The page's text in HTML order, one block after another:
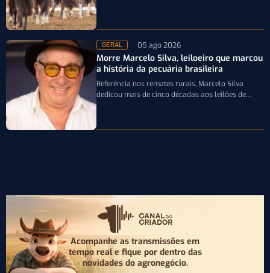
GERAL 05 ago 2026
Morre Marcelo Silva, leiloeiro que marcou
a história da pecuária brasileira
Referência nos remates rurais, Marcelo Silva
dedicou mais de cinco décadas aos leilões de
Acompanhe as transmissões em
tempo real e fique por dentro das
novidades do agronegócio.